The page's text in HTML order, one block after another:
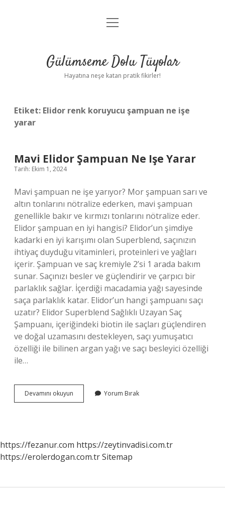
Anasayfa
Yasal Uyarı
menüyü
Gülümseme Dolu Tüyolar
Hayatına neşe katan pratik fikirler!
Etiket: Elidor renk koruyucu şampuan ne işe
yarar
Mavi Elidor Şampuan Ne Işe Yarar
Tarih: Ekim 1, 2024
Mavi şampuan ne işe yarıyor? Mor şampuan sarı ve
altın tonlarını nötralize ederken, mavi şampuan
genellikle bakır ve kırmızı tonlarını nötralize eder.
Elidor şampuan en iyi hangisi? Elidor’un şimdiye
kadarki en iyi karışımı olan Superblend, saçınızın
ihtiyaç duyduğu vitaminleri, proteinleri ve yağları
içerir. Şampuan ve saç kremiyle 2’si 1 arada bakım
sunar. Saçınızı besler ve güçlendirir ve çarpıcı bir
parlaklık sağlar. İçerdiği macadamia yağı sayesinde
saça parlaklık katar. Elidor’un hangi şampuanı saçı
uzatır? Elidor Superblend Sağlıklı Uzayan Saç
Şampuanı, içeriğindeki biotin ile saçları güçlendiren
ve doğal uzamasını destekleyen, saçı yumuşatıcı
özelliği ile bilinen argan yağı ve saçı besleyici özelliği
ile…
Devamını okuyun
Elidor
Yorum Bırak
https://fezanur.com https://zeytinvadisi.com.tr
https://erolerdogan.com.trSitemap